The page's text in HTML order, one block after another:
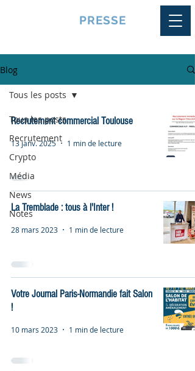
PRESSE
Blog
Tous les posts
Recrutement
Crypto
Média
News
Notes
Tous les posts
Recrutement commercial Toulouse
13 janv. 2025 1 min de lecture
La Tremblade : tous à l'Inter !
28 mars 2023 1 min de lecture
Votre Journal Paris-Normandie fait Salon
!
10 mars 2023 1 min de lecture